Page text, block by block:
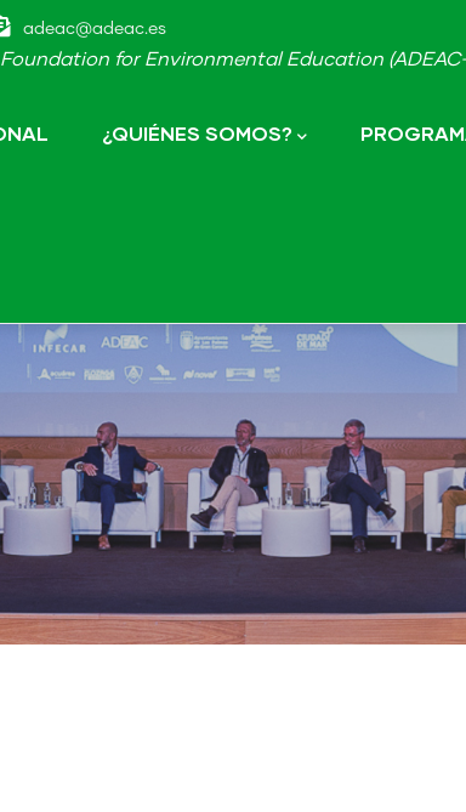
adeac@adeac.es
for Environmental Education
¿QUIÉNES SOMOS?